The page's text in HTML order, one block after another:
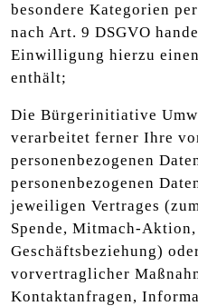
besondere Kategorien
nach Art. 9 DSGVO
Einwilligung hierzu
enthält;
Die Bürgerinitiative
verarbeitet ferner Ihre
personenbezogenen
personenbezogenen
jeweiligen Vertrages
Spende, Mitmach-
Geschäftsbeziehung)
vorvertraglicher
Kontaktanfragen,